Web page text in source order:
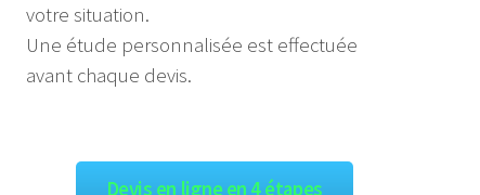
votre situation.
Une étude personnalisée est effectuée
avant chaque devis.
Devis en ligne en 4 étapes